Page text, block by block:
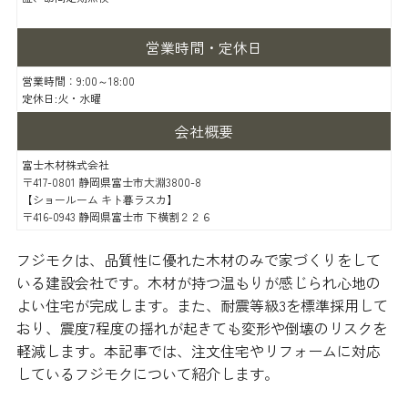
営業時間・定休日
営業時間：9:00～18:00
定休日:火・水曜
会社概要
富士木材株式会社
〒417-0801 静岡県富士市大淵3800-8
【ショールーム キト暮ラスカ】
〒416-0943 静岡県富士市 下横割２２６
フジモクは、品質性に優れた木材のみで家づくりをして
いる建設会社です。木材が持つ温もりが感じられ心地の
よい住宅が完成します。また、耐震等級3を標準採用して
おり、震度7程度の揺れが起きても変形や倒壊のリスクを
軽減します。本記事では、注文住宅やリフォームに対応
しているフジモクについて紹介します。